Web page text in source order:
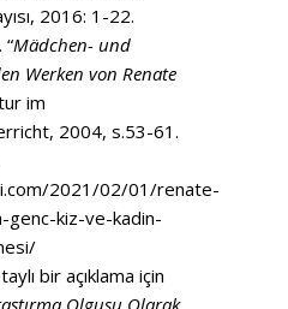
2016: 1-22.
Mädchen- und
Werken von Renate
im
2004, s.53-61.
2021/02/01/renate-
genc-kiz-ve-kadin-
bir açıklama için
Olgusu Olarak